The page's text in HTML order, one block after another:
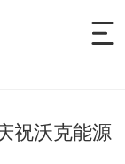
祝沃克能源